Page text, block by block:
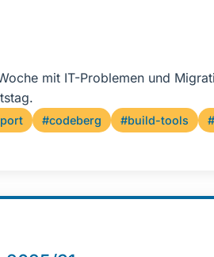
mit IT-Problemen und
#codeberg #build-tools